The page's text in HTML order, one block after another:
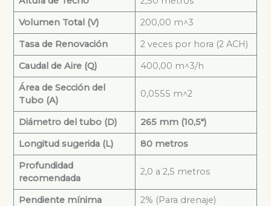
Volumen Total (V)
200,00 m^3
Tasa de Renovación
2 veces por hora (2 ACH)
Caudal de Aire (Q)
400,00 m^3/h
Área de Sección del
Tubo (A)
0,0555 m^2
Diámetro del tubo (D)
265 mm (10,5″)
Longitud sugerida (L)
80 metros
Profundidad
recomendada
2,0 a 2,5 metros
Pendiente mínima 2% (Para drenaje)